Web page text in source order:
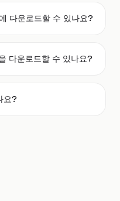
다운로드할 수 있나요?
다운로드할 수 있나요?
요?